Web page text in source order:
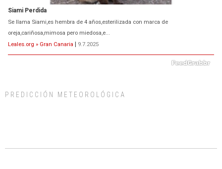
Siami Perdida
Se llama Siami,es hembra de 4 años,esterilizada con marca de
oreja,cariñosa,mimosa pero miedosa,e...
Leales.org » Gran Canaria | 9.7.2025
días, ella incluida...
PREDICCIÓN METEOROLÓGICA